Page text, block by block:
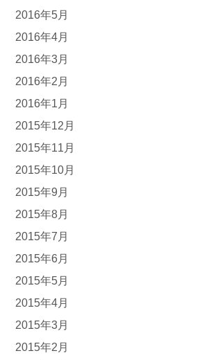
2016年5月
2016年4月
2016年3月
2016年2月
2016年1月
2015年12月
2015年11月
2015年10月
2015年9月
2015年8月
2015年7月
2015年6月
2015年5月
2015年4月
2015年3月
2015年2月